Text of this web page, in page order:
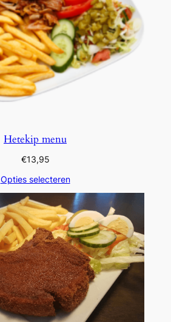
Hetekip menu
€13,95
Opties selecteren